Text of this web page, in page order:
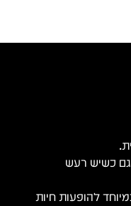
גם כשיש רעש
להופעות חיות